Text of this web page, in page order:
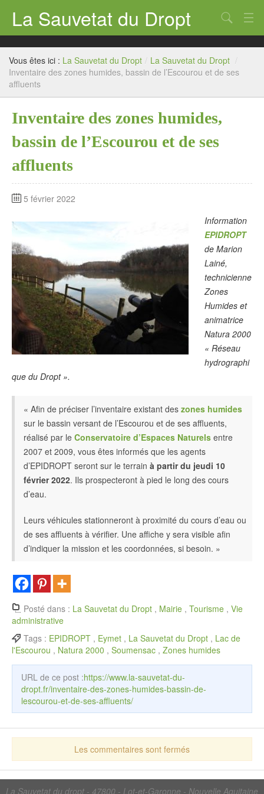
La Sauvetat du Dropt
Accueil
Mairie
Le village
Annuaire Pro
Écoles
Archives
Agenda 2026
Chercher
Vous êtes ici : La Sauvetat du Dropt / La Sauvetat du Dropt /
Inventaire des zones humides, bassin de l’Escourou et de ses
affluents
Inventaire des zones humides,
bassin de l’Escourou et de ses
affluents
5 février 2022
Information
EPIDROPT
de Marion
Lainé,
technicienne
Zones
Humides et
animatrice
Natura 2000
« Réseau
hydrographi
que du Dropt ».
« Afin de préciser l’inventaire existant des zones humides
sur le bassin versant de l’Escourou et de ses affluents,
réalisé par le Conservatoire d’Espaces Naturels entre
2007 et 2009, vous êtes informés que les agents
d’EPIDROPT seront sur le terrain à partir du jeudi 10
février 2022. Ils prospecteront à pied le long des cours
d’eau.
Leurs véhicules stationneront à proximité du cours d’eau ou
de ses affluents à vérifier. Une affiche y sera visible afin
d’indiquer la mission et les coordonnées, si besoin. »
Posté dans : La Sauvetat du Dropt , Mairie , Tourisme , Vie
administrative
Tags : EPIDROPT , Eymet , La Sauvetat du Dropt , Lac de
l'Escourou , Natura 2000 , Soumensac , Zones humides
URL de ce post :https://www.la-sauvetat-du-
dropt.fr/inventaire-des-zones-humides-bassin-de-
lescourou-et-de-ses-affluents/
Les commentaires sont fermés
La Sauvetat du dropt - 47800 - Lot-et-Garonne - Nouvelle Aquitaine